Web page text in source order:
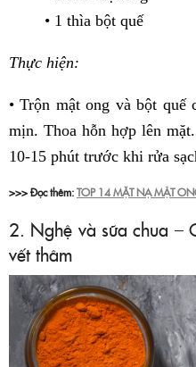
• 1 thìa bột quế
Thực hiện:
• Trộn mật ong và bột
mịn. Thoa hỗn hợp lên
10-15 phút trước khi rửa
>>> Đọc thêm:TOP 14 MẶT NẠ MẬT
2. Nghệ và sữa chua –
vết thâm